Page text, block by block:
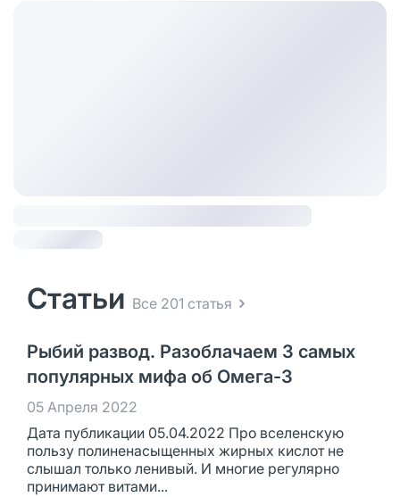
Статьи Все 201 статья
Рыбий развод. Разоблачаем 3 самых
популярных мифа об Омега-3
05 Апреля 2022
Дата публикации 05.04.2022 Про вселенскую
пользу полиненасыщенных жирных кислот не
слышал только ленивый. И многие регулярно
принимают витами...